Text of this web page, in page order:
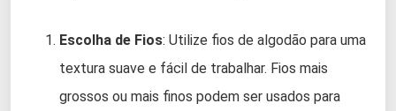
Escolha de Fios: Utilize fios de algodão para uma
textura suave e fácil de trabalhar. Fios mais
grossos ou mais finos podem ser usados para